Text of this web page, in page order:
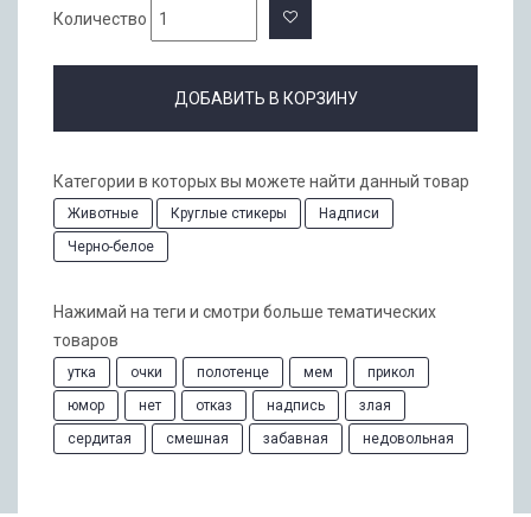
Количество
ДОБАВИТЬ В КОРЗИНУ
Категории в которых вы можете найти данный товар
Животные Круглые стикеры
Надписи
Черно-белое
Нажимай на теги и смотри больше тематических
товаров
утка очки полотенце мем
прикол
юмор
нет отказ надпись
злая
сердитая
смешная забавная недовольная